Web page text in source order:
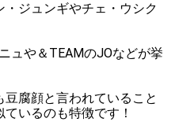
ジュンギやチェ・ウシク
ュや＆TEAMのJOなどが挙
腐顔と言われていること
いるのも特徴です！